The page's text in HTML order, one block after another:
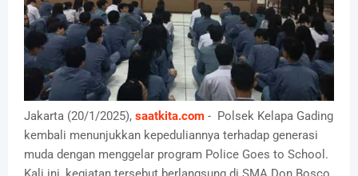
Jakarta (20/1/2025), saatkita.com - Polsek Kelapa Gading
kembali menunjukkan kepeduliannya terhadap generasi
muda dengan menggelar program Police Goes to School.